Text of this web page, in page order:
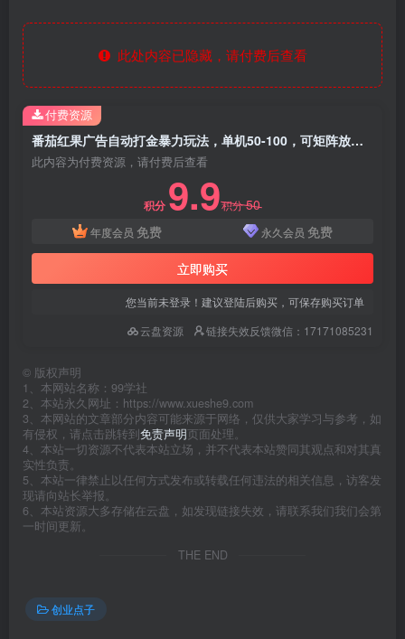
此处内容已隐藏，请付费后查看
番茄红果广告自动打金暴力玩法，单机50-100，可矩阵放大操作日赚1000+，小白轻松上手！
此内容为付费资源，请付费后查看
积分 9.9积分50
年度会员 免费 永久会员 免费
立即购买
您当前未登录！建议登陆后购买，可保存购买订单
云盘资源
链接失效反馈微信：17171085231
付费资源
© 版权声明
1、本网站名称：99学社
2、本站永久网址：https://www.xueshe9.com
3、本网站的文章部分内容可能来源于网络，仅供大家学习与参考，如
有侵权，请点击跳转到免责声明页面处理。
4、本站一切资源不代表本站立场，并不代表本站赞同其观点和对其真
实性负责。
5、本站一律禁止以任何方式发布或转载任何违法的相关信息，访客发
现请向站长举报。
6、本站资源大多存储在云盘，如发现链接失效，请联系我们我们会第
一时间更新。
THE END
创业点子